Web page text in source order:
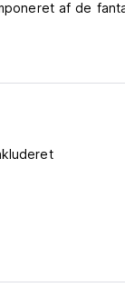
og bruser. Vi
som par, med
kan du